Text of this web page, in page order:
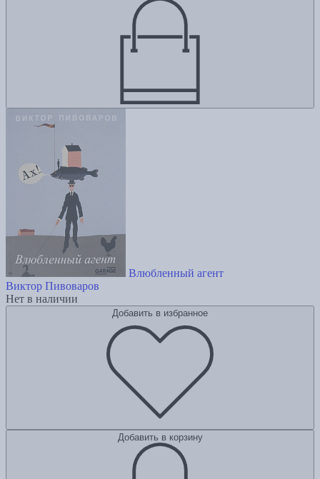
Влюбленный агент
Виктор Пивоваров
Нет в наличии
Добавить в избранное
Добавить в корзину